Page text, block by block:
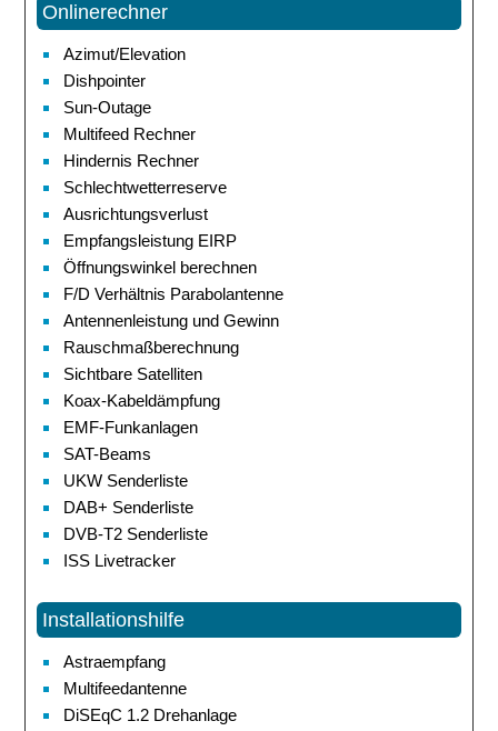
Onlinerechner
Azimut/Elevation
Dishpointer
Sun-Outage
Multifeed Rechner
Hindernis Rechner
Schlechtwetterreserve
Ausrichtungsverlust
Empfangsleistung EIRP
Öffnungswinkel berechnen
F/D Verhältnis Parabolantenne
Antennenleistung und Gewinn
Rauschmaßberechnung
Sichtbare Satelliten
Koax-Kabeldämpfung
EMF-Funkanlagen
SAT-Beams
UKW Senderliste
DAB+ Senderliste
DVB-T2 Senderliste
ISS Livetracker
Installationshilfe
Astraempfang
Multifeedantenne
DiSEqC 1.2 Drehanlage